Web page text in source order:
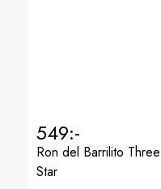
549:-
Ron del Barrilito Three
Star